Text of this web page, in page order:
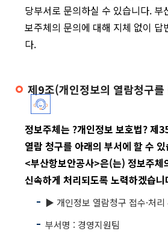
당부서로 문의하실 수 있습니다. 부
보주체의 문의에 대해 지체 없이 답
다.
제9조(개인정보의 열람청구를
정보주체는 ?개인정보 보호법? 제
열람 청구를 아래의 부서에 할 수
<부산항보안공사>은(는) 정보주체
신속하게 처리되도록 노력하겠습니
▶ 개인정보 열람청구 접수·처리
부서명 : 경영지원팀